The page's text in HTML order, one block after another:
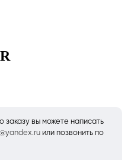
заказу вы можете написать
или позвонить по